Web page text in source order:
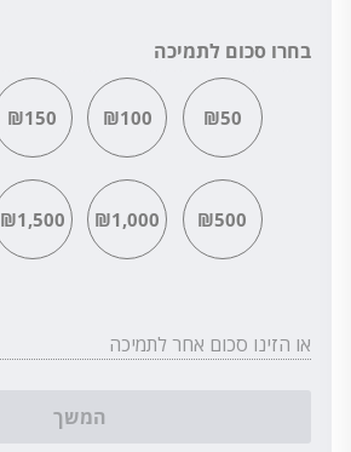
בחרו סכום לתמיכה
₪50
₪100
₪150
₪500
₪1,000
₪1,500
או הזינו סכום אחר לתמיכה
המשך